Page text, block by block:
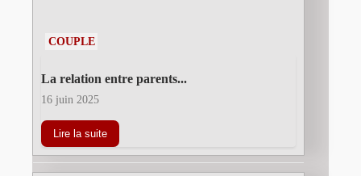
COUPLE
La relation entre parents...
16 juin 2025
Lire la suite